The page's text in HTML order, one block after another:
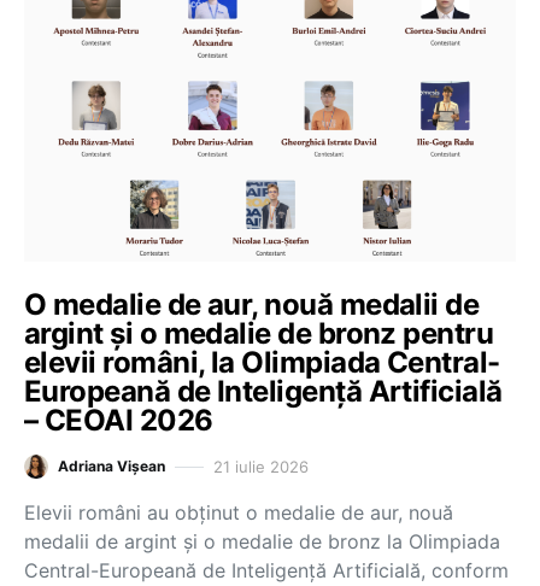
O medalie de aur, nouă medalii de
argint și o medalie de bronz pentru
elevii români, la Olimpiada Central-
Europeană de Inteligență Artificială
– CEOAI 2026
Adriana Vișean 21 iulie 2026
Elevii români au obținut o medalie de aur, nouă
medalii de argint și o medalie de bronz la Olimpiada
Central-Europeană de Inteligență Artificială, conform